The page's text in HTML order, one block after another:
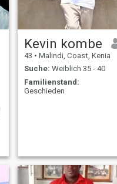
Kevin kombe
43 • Malindi, Coast, Kenia
Suche: Weiblich 35 - 40
Familienstand:
Geschieden